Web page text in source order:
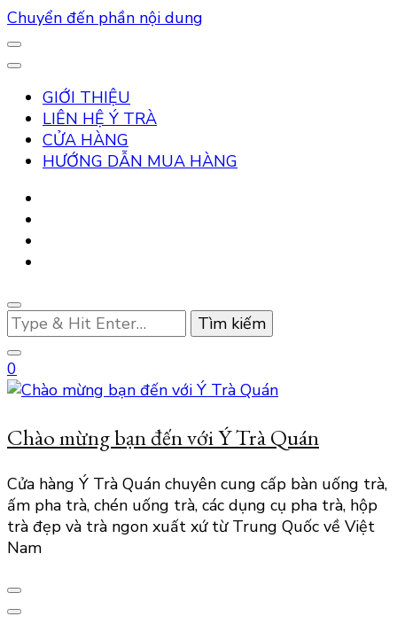
Chuyển đến phần nội dung
GIỚI THIỆU
LIÊN HỆ Ý TRÀ
CỬA HÀNG
HƯỚNG DẪN MUA HÀNG
Bạn
muốn
tìm
kiếm?
0
Chào mừng bạn đến với Ý Trà Quán
Cửa hàng Ý Trà Quán chuyên cung cấp bàn uống trà,
ấm pha trà, chén uống trà, các dụng cụ pha trà, hộp
trà đẹp và trà ngon xuất xứ từ Trung Quốc về Việt
Nam